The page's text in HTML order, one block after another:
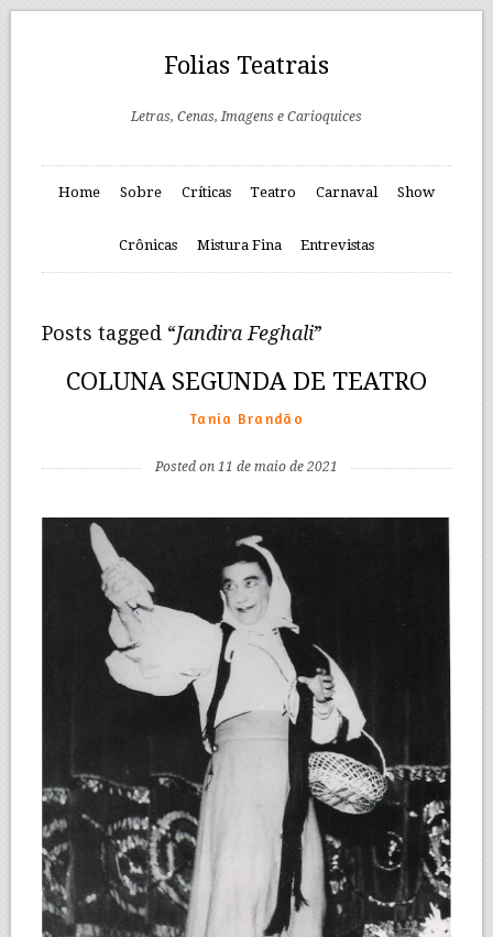
Folias Teatrais
Letras, Cenas, Imagens e Carioquices
Home Sobre Críticas Teatro Carnaval Show
Crônicas Mistura Fina Entrevistas
Posts tagged “Jandira Feghali”
COLUNA SEGUNDA DE TEATRO
Tania Brandão
Posted on 11 de maio de 2021